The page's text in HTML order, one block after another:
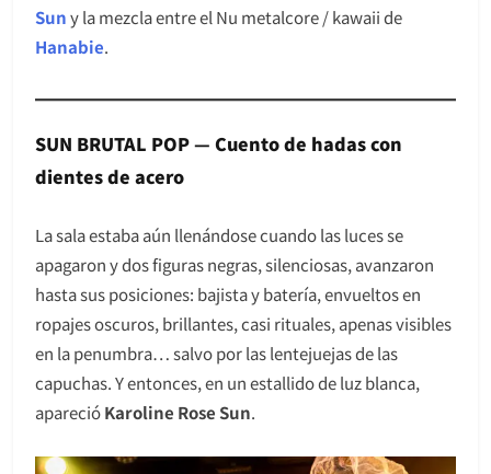
Suny la mezcla entre el Nu metalcore / kawaii de
Hanabie.
SUN BRUTAL POP — Cuento de hadas con
dientes de acero
La sala estaba aún llenándose cuando las luces se
apagaron y dos figuras negras, silenciosas, avanzaron
hasta sus posiciones: bajista y batería, envueltos en
ropajes oscuros, brillantes, casi rituales, apenas visibles
en la penumbra… salvo por las lentejuejas de las
capuchas. Y entonces, en un estallido de luz blanca,
aparecióKaroline Rose Sun.